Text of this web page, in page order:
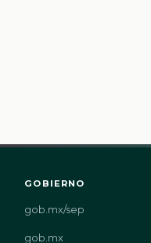
GOBIERNO
gob.mx/sep
gob.mx